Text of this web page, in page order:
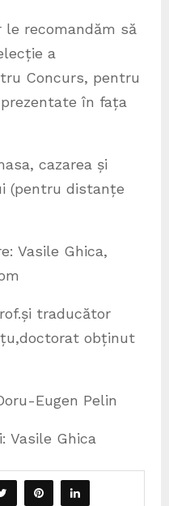
recomandăm să
a
Concurs, pentru
în fața
cazarea și
(pentru distanțe
Vasile Ghica,
traducător
obținut
Eugen Pelin
Vasile Ghica